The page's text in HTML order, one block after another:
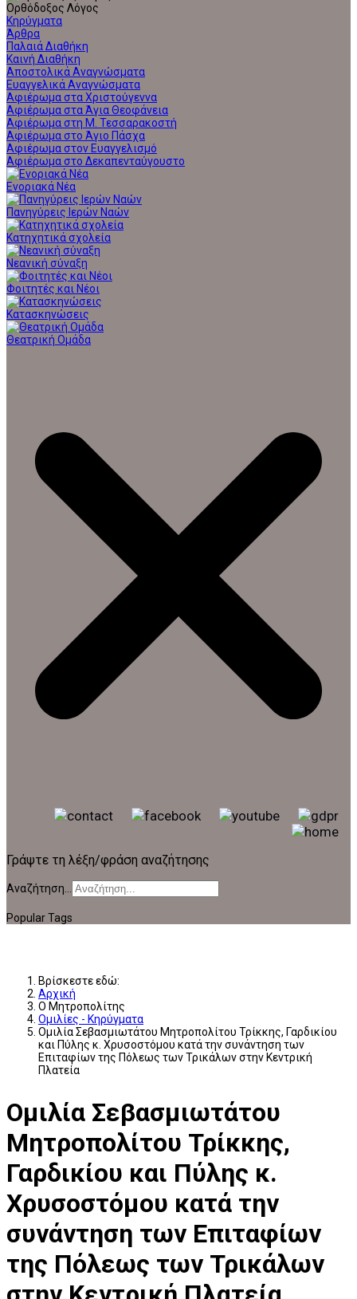
Ορθόδοξος Λόγος
Κηρύγματα
Άρθρα
Παλαιά Διαθήκη
Καινή Διαθήκη
Αποστολικά Αναγνώσματα
Ευαγγελικά Αναγνώσματα
Αφιέρωμα στα Χριστούγεννα
Αφιέρωμα στα Άγια Θεοφάνεια
Αφιέρωμα στη Μ. Τεσσαρακοστή
Αφιέρωμα στο Άγιο Πάσχα
Αφιέρωμα στον Ευαγγελισμό
Αφιέρωμα στο Δεκαπενταύγουστο
Ενοριακά Νέα
Πανηγύρεις Ιερών Ναών
Κατηχητικά σχολεία
Νεανική σύναξη
Φοιτητές και Νέοι
Κατασκηνώσεις
Θεατρική Ομάδα
Γράψτε τη λέξη/φράση αναζήτησης
Αναζήτηση...
Popular Tags
Βρίσκεστε εδώ:
Αρχική
Ο Μητροπολίτης
Ομιλίες - Κηρύγματα
Ομιλία Σεβασμιωτάτου Μητροπολίτου Τρίκκης, Γαρδικίου
και Πύλης κ. Χρυσοστόμου κατά την συνάντηση των
Επιταφίων της Πόλεως των Τρικάλων στην Κεντρική
Πλατεία
Ομιλία Σεβασμιωτάτου
Μητροπολίτου Τρίκκης,
Γαρδικίου και Πύλης κ.
Χρυσοστόμου κατά την
συνάντηση των Επιταφίων
της Πόλεως των Τρικάλων